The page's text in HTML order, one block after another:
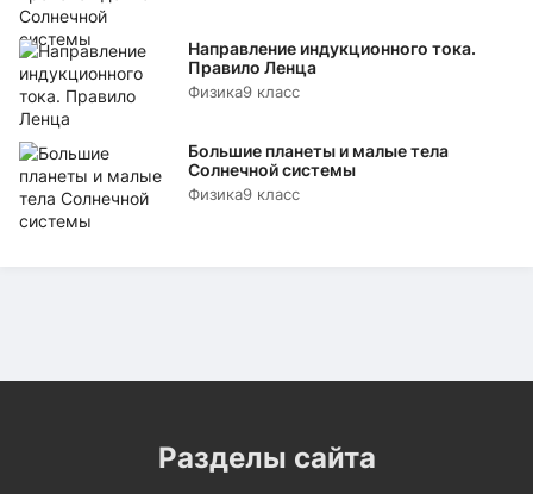
Направление индукционного тока.
Правило Ленца
Физика9 класс
Большие планеты и малые тела
Солнечной системы
Физика9 класс
Разделы сайта